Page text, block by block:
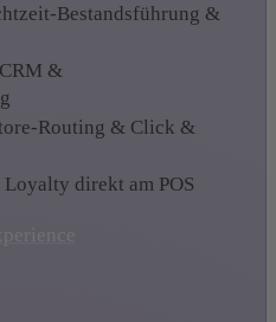
Bestandsführung &
&
Routing & Click &
direkt am POS